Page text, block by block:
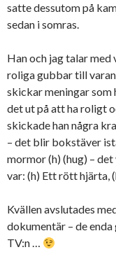
satte dessutom på
sedan i somras.
Han och jag talar
roliga gubbar till
skickar meningar som
det ut på att ha roligt
skickade han några
– det blir bokstäver
mormor (h) (hug) –
var: (h) Ett rött hjärta,
Kvällen avslutades
dokumentär – de
TV:n …